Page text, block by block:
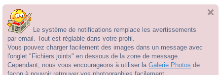
Le système de notifications remplace les avertissements
par email. Tout est réglable dans votre profil.
Vous pouvez charger facilement des images dans un message avec
l'onglet "Fichiers joints" en dessous de la zone de message.
Cependant, nous vous encourageons à utiliser la Galerie Photos de